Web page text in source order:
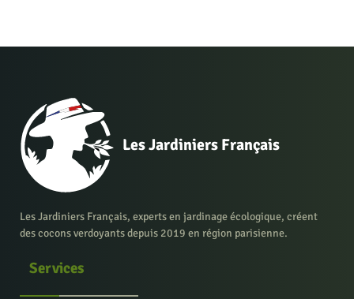
Les Jardiniers Français
Les Jardiniers Français, experts en jardinage écologique, créent
des cocons verdoyants depuis 2019 en région parisienne.
Services